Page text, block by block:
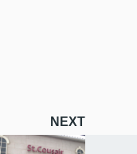
NEXT